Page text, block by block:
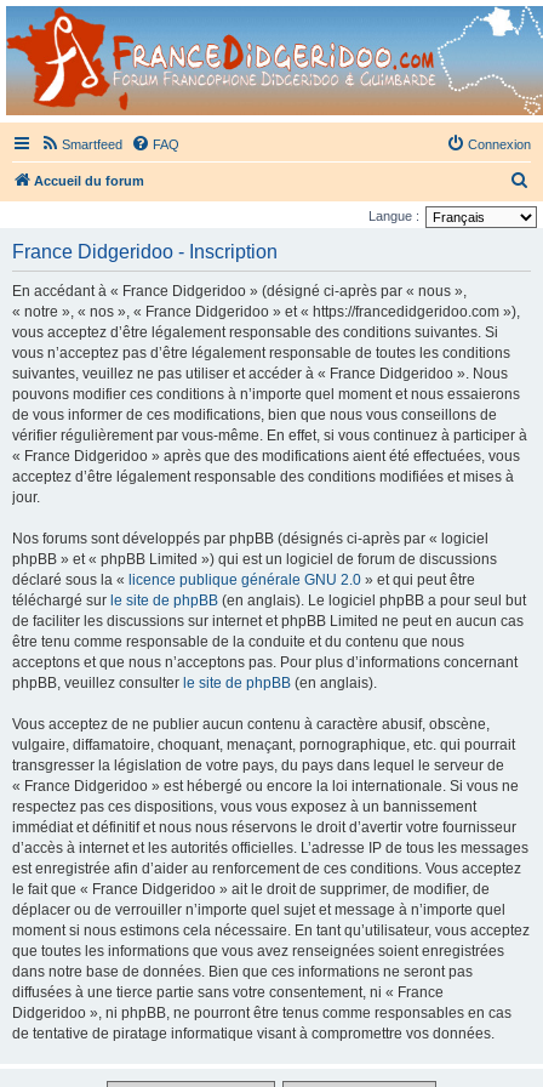
France Didgeridoo
Didgeridoo et Guimbarde sur France Didgeridoo - retrouvez la communauté.
Smartfeed FAQ Connexion
Accueil du forum
e
h
Langue :
France Didgeridoo - Inscription
En accédant à « France Didgeridoo » (désigné ci-après par « nous »,
« notre », « nos », « France Didgeridoo » et « https://francedidgeridoo.com »),
vous acceptez d’être légalement responsable des conditions suivantes. Si
vous n’acceptez pas d’être légalement responsable de toutes les conditions
suivantes, veuillez ne pas utiliser et accéder à « France Didgeridoo ». Nous
pouvons modifier ces conditions à n’importe quel moment et nous essaierons
de vous informer de ces modifications, bien que nous vous conseillons de
vérifier régulièrement par vous-même. En effet, si vous continuez à participer à
« France Didgeridoo » après que des modifications aient été effectuées, vous
acceptez d’être légalement responsable des conditions modifiées et mises à
jour.
Nos forums sont développés par phpBB (désignés ci-après par « logiciel
phpBB » et « phpBB Limited ») qui est un logiciel de forum de discussions
déclaré sous la « licence publique générale GNU 2.0 » et qui peut être
téléchargé sur le site de phpBB (en anglais). Le logiciel phpBB a pour seul but
de faciliter les discussions sur internet et phpBB Limited ne peut en aucun cas
être tenu comme responsable de la conduite et du contenu que nous
acceptons et que nous n’acceptons pas. Pour plus d’informations concernant
phpBB, veuillez consulter le site de phpBB (en anglais).
Vous acceptez de ne publier aucun contenu à caractère abusif, obscène,
vulgaire, diffamatoire, choquant, menaçant, pornographique, etc. qui pourrait
transgresser la législation de votre pays, du pays dans lequel le serveur de
« France Didgeridoo » est hébergé ou encore la loi internationale. Si vous ne
respectez pas ces dispositions, vous vous exposez à un bannissement
immédiat et définitif et nous nous réservons le droit d’avertir votre fournisseur
d’accès à internet et les autorités officielles. L’adresse IP de tous les messages
est enregistrée afin d’aider au renforcement de ces conditions. Vous acceptez
le fait que « France Didgeridoo » ait le droit de supprimer, de modifier, de
déplacer ou de verrouiller n’importe quel sujet et message à n’importe quel
moment si nous estimons cela nécessaire. En tant qu’utilisateur, vous acceptez
que toutes les informations que vous avez renseignées soient enregistrées
dans notre base de données. Bien que ces informations ne seront pas
diffusées à une tierce partie sans votre consentement, ni « France
Didgeridoo », ni phpBB, ne pourront être tenus comme responsables en cas
de tentative de piratage informatique visant à compromettre vos données.